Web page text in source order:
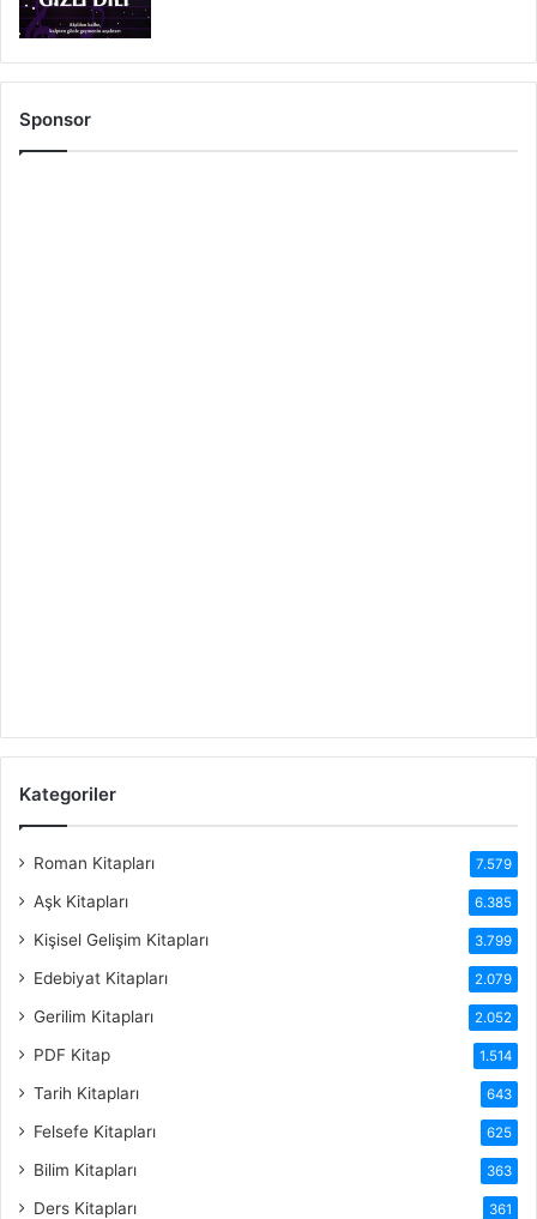
Sponsor
Kategoriler
Roman Kitapları 7.579
Aşk Kitapları 6.385
Kişisel Gelişim Kitapları 3.799
Edebiyat Kitapları 2.079
Gerilim Kitapları 2.052
PDF Kitap 1.514
Tarih Kitapları 643
Felsefe Kitapları 625
Bilim Kitapları 363
Ders Kitapları 361